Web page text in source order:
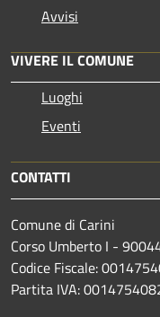
Avvisi
VIVERE IL COMUNE
Luoghi
Eventi
CONTATTI
Comune di Carini
Corso Umberto I -
Codice Fiscale:
Partita IVA: